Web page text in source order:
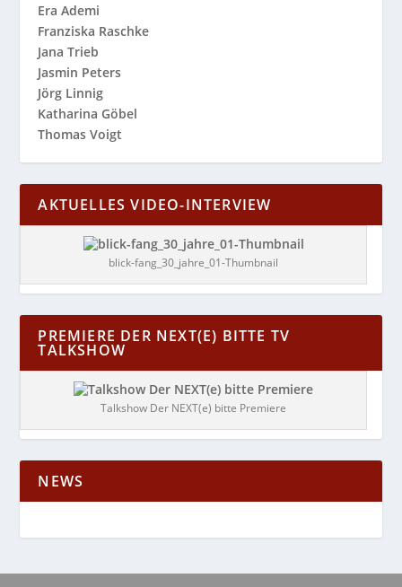
Era Ademi
Franziska Raschke
Jana Trieb
Jasmin Peters
Jörg Linnig
Katharina Göbel
Thomas Voigt
AKTUELLES VIDEO-INTERVIEW
blick-fang_30_jahre_01-Thumbnail
PREMIERE DER NEXT(E) BITTE TV
TALKSHOW
Talkshow Der NEXT(e) bitte Premiere
NEWS